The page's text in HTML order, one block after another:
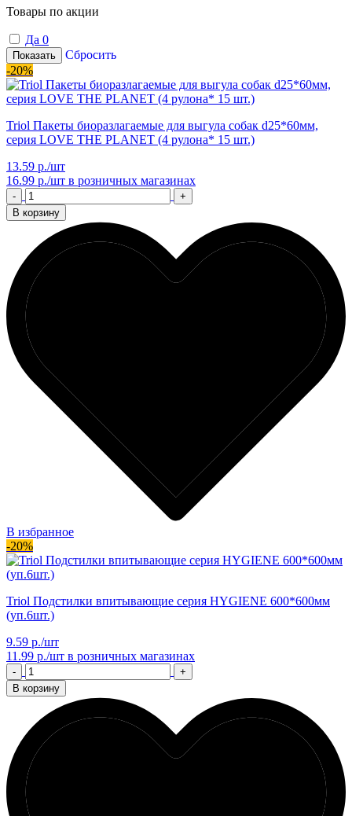
Товары по акции
Да 0
Показать
Сбросить
-20%
Triol Пакеты биоразлагаемые для выгула собак d25*60мм,
серия LOVE THE PLANET (4 рулона* 15 шт.)
13.59 р./шт
16.99 р./шт в розничных магазинах
-
+
В корзину
В избранное
-20%
Triol Подстилки впитывающие серия HYGIENE 600*600мм
(уп.6шт.)
9.59 р./шт
11.99 р./шт в розничных магазинах
-
+
В корзину